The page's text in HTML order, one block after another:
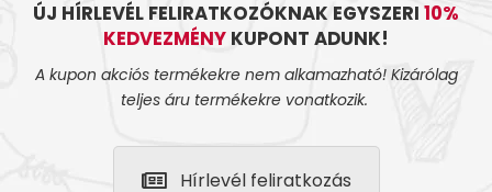
ÚJ HÍRLEVÉL FELIRATKOZÓKNAK EGYSZERI 10%
KEDVEZMÉNY KUPONT ADUNK!
A kupon akciós termékekre nem alkamazható! Kizárólag
teljes áru termékekre vonatkozik.
Hírlevél feliratkozás